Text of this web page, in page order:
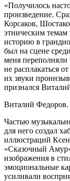
«Получилось
произведение.
Корсаков,
этническим
историю в
был на сцене
меня переполняли
не расплакаться
их звуки
признался
Виталий Федоров.
Частью
для него создал
иллюстраций
«Сказочный
изображения в
эмоциональные
усиливали